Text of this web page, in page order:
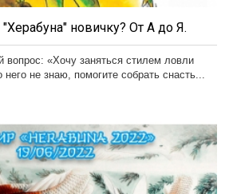
"Херабуна" новичку? От А до Я.
«Хочу заняться стилем ловли
не знаю, помогите собрать снасть...